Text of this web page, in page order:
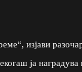
изјави
ја наградува